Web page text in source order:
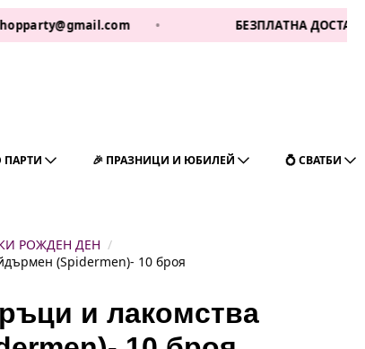
• БЕЗПЛАТНА ДОСТАВКА ЗА 1
ПАРТИ 🎉 ПРАЗНИЦИ И ЮБИЛЕЙ 💍 СВАТБИ
РОЖДЕН ДЕН
(Spidermen)- 10 броя
и лакомства